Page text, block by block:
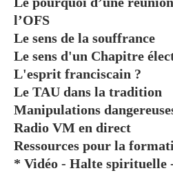
l’OFS
Le sens de la souffrance
Le sens d'un Chapitre
L'esprit franciscain ?
Le TAU dans la tradition
Manipulations
Radio VM en direct
Ressources pour la
* Vidéo - Halte spirituelle